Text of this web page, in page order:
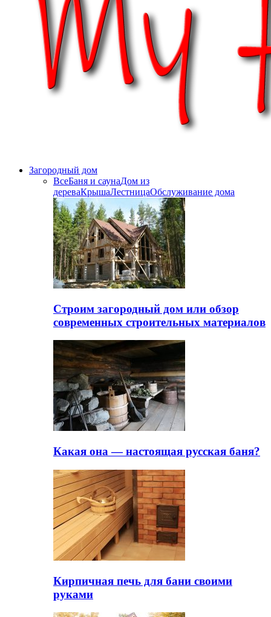
Загородный дом
ВсеБаня и саунаДом из
дереваКрышаЛестницаОбслуживание дома
Строим загородный дом или обзор
современных строительных материалов
Какая она — настоящая русская баня?
Кирпичная печь для бани своими
руками